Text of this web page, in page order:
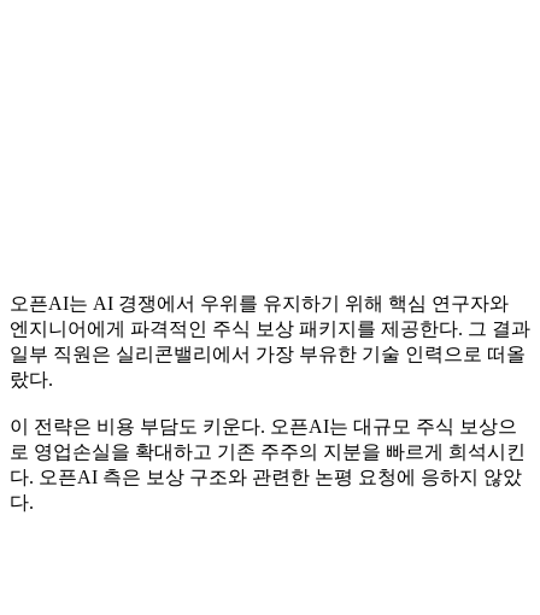
오픈AI는 AI 경쟁에서 우위를 유지하기 위해 핵심 연구자와
엔지니어에게 파격적인 주식 보상 패키지를 제공한다. 그 결과
일부 직원은 실리콘밸리에서 가장 부유한 기술 인력으로 떠올
랐다.
이 전략은 비용 부담도 키운다. 오픈AI는 대규모 주식 보상으
로 영업손실을 확대하고 기존 주주의 지분을 빠르게 희석시킨
다. 오픈AI 측은 보상 구조와 관련한 논평 요청에 응하지 않았
다.